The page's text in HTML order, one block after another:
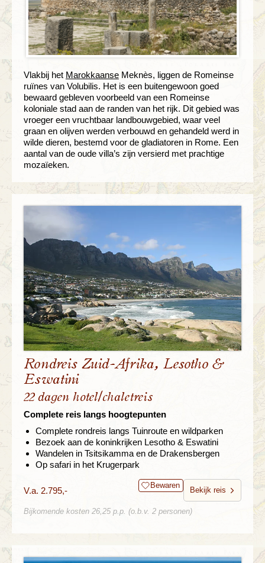
Vlakbij het Marokkaanse Meknès, liggen de Romeinse
ruïnes van Volubilis. Het is een buitengewoon goed
bewaard gebleven voorbeeld van een Romeinse
koloniale stad aan de randen van het rijk. Dit gebied was
vroeger een vruchtbaar landbouwgebied, waar veel
graan en olijven werden verbouwd en gehandeld werd in
wilde dieren, bestemd voor de gladiatoren in Rome. Een
aantal van de oude villa’s zijn versierd met prachtige
mozaïeken.
Rondreis Zuid-Afrika, Lesotho &
Eswatini
22 dagen hotel/chaletreis
Complete reis langs hoogtepunten
Complete rondreis langs Tuinroute en wildparken
Bezoek aan de koninkrijken Lesotho & Eswatini
Wandelen in Tsitsikamma en de Drakensbergen
Op safari in het Krugerpark
V.a. 2.795,- Bewaren
Bekijk reis
Bijkomende kosten 26,25 p.p. (o.b.v. 2 personen)